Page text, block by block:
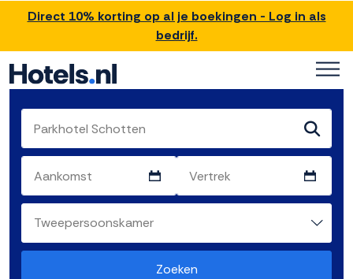
Direct 10% korting op al je boekingen - Log in als
bedrijf.
Zoeken